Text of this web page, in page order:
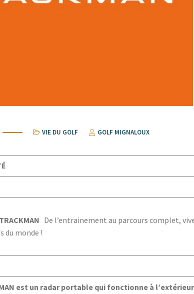
VIE DU GOLF GOLF MIGNALOUX
De l’entrainement au parcours complet,
du monde !
est un radar portable qui fonctionne à